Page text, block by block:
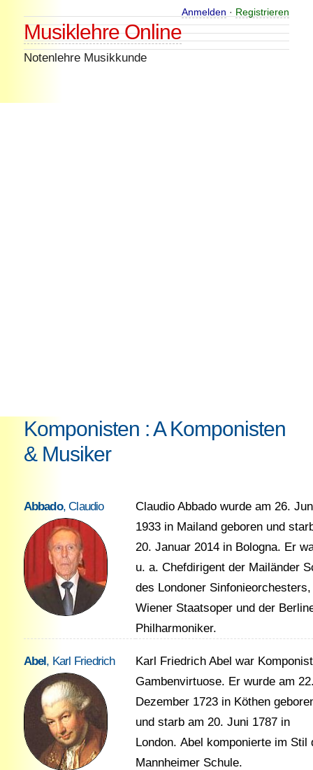
content
Musiklehre Online
Notenlehre Musikkunde
Anmelden · Registrieren
Komponisten : A Komponisten
& Musiker
Abbado, Claudio
Claudio Abbado wurde am 26.
1933 in Mailand geboren und
20. Januar 2014 in Bologna. Er
u. a. Chefdirigent der Mailänder
des Londoner
Wiener Staatsoper und der
Philharmoniker.
Abel, Karl Friedrich
Karl Friedrich Abel war
Gambenvirtuose. Er wurde am
Dezember 1723 in Köthen
und starb am 20. Juni 1787 in
London. Abel komponierte im Stil
Mannheimer Schule.